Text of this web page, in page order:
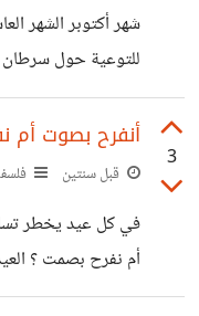
في حال النقاش و
شهر أكتوبر الشهر
للتوعية حول
ذلك تم تخصيص
المصابة بهذا النوع
إصابات للرجال
أنواع السرطان ؛
بالفحص المجاني و
3
أنفرح بصوت أم
قبل سنتين
في كل عيد يخطر
أم نفرح بصمت ؟
استشعارها